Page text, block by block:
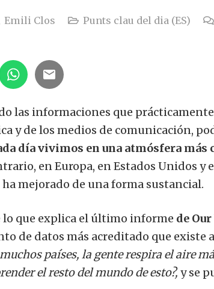
Emili Clos Punts clau del dia (ES)
las informaciones que
y de los medios de comunicación,
día vivimos en una atmósfera más
en Europa, en Estados Unidos y
mejorado de una forma sustancial.
lo que explica el último informe de
de datos más acreditado que
países, la gente respira el aire
el resto del mundo de esto?,y se